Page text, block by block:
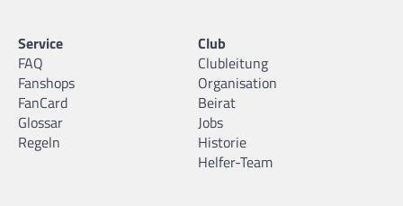
Service
FAQ
Fanshops
FanCard
Glossar
Regeln
Club
Clubleitung
Organisation
Beirat
Jobs
Historie
Helfer-Team